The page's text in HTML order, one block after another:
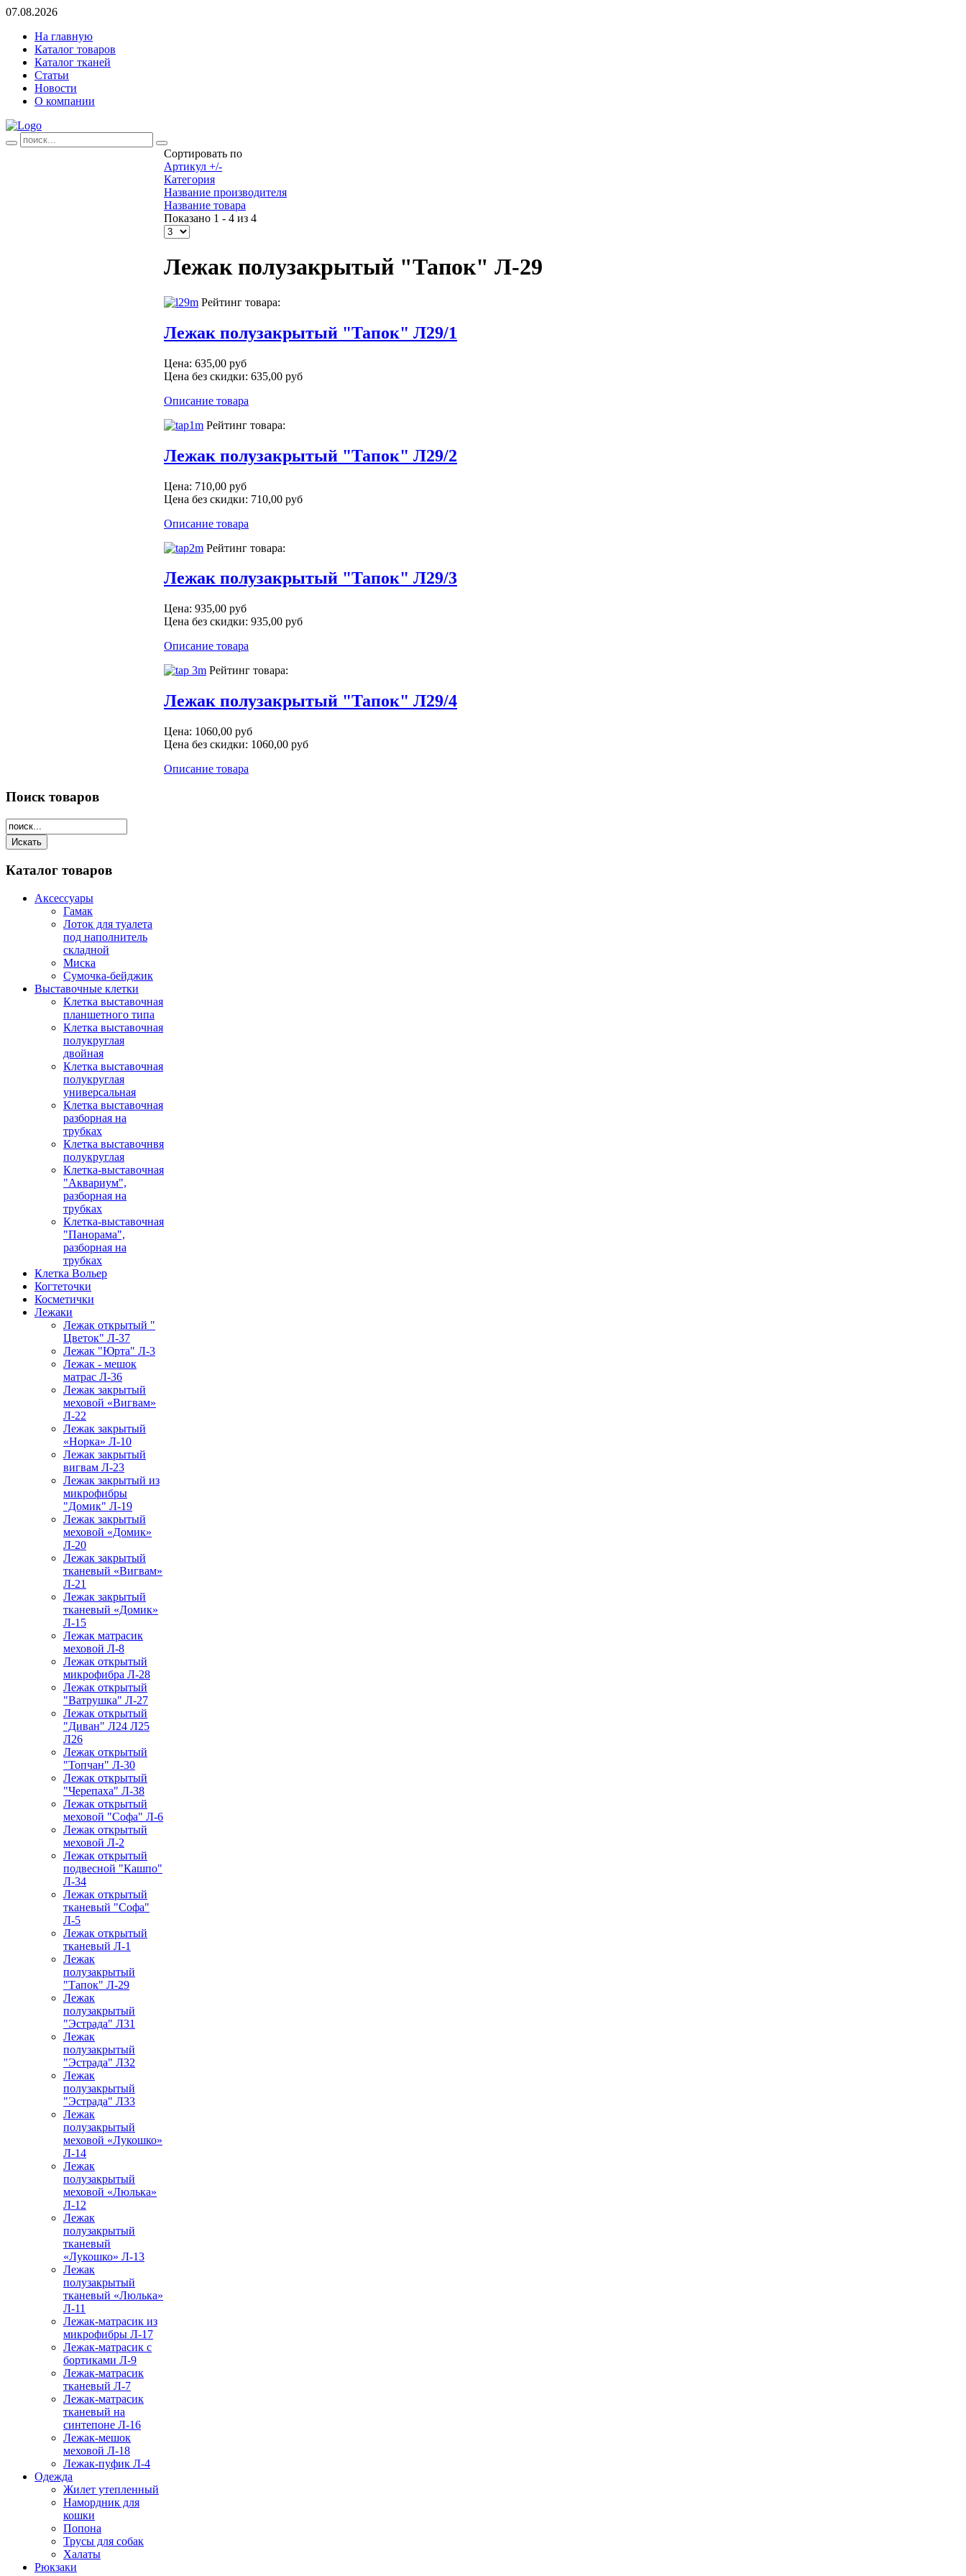
07.08.2026
На главную
Каталог товаров
Каталог тканей
Статьи
Новости
О компании
Сортировать по
Артикул +/-
Категория
Название производителя
Название товара
Показано 1 - 4 из 4
Лежак полузакрытый "Тапок" Л-29
Рейтинг товара:
Лежак полузакрытый "Тапок" Л29/1
Цена: 635,00 руб
Цена без скидки: 635,00 руб
Описание товара
Рейтинг товара:
Лежак полузакрытый "Тапок" Л29/2
Цена: 710,00 руб
Цена без скидки: 710,00 руб
Описание товара
Рейтинг товара:
Лежак полузакрытый "Тапок" Л29/3
Цена: 935,00 руб
Цена без скидки: 935,00 руб
Описание товара
Рейтинг товара:
Лежак полузакрытый "Тапок" Л29/4
Цена: 1060,00 руб
Цена без скидки: 1060,00 руб
Описание товара
Поиск товаров
Каталог товаров
Аксессуары
Гамак
Лоток для туалета
под наполнитель
складной
Миска
Сумочка-бейджик
Выставочные клетки
Клетка выставочная
планшетного типа
Клетка выставочная
полукруглая
двойная
Клетка выставочная
полукруглая
универсальная
Клетка выставочная
разборная на
трубках
Клетка выставочнвя
полукруглая
Клетка-выставочная
"Аквариум",
разборная на
трубках
Клетка-выставочная
"Панорама",
разборная на
трубках
Клетка Вольер
Когтеточки
Косметички
Лежаки
Лежак открытый "
Цветок" Л-37
Лежак "Юрта" Л-3
Лежак - мешок
матрас Л-36
Лежак закрытый
меховой «Вигвам»
Л-22
Лежак закрытый
«Норка» Л-10
Лежак закрытый
вигвам Л-23
Лежак закрытый из
микрофибры
"Домик" Л-19
Лежак закрытый
меховой «Домик»
Л-20
Лежак закрытый
тканевый «Вигвам»
Л-21
Лежак закрытый
тканевый «Домик»
Л-15
Лежак матрасик
меховой Л-8
Лежак открытый
микрофибра Л-28
Лежак открытый
"Ватрушка" Л-27
Лежак открытый
"Диван" Л24 Л25
Л26
Лежак открытый
"Топчан" Л-30
Лежак открытый
"Черепаха" Л-38
Лежак открытый
меховой "Софа" Л-6
Лежак открытый
меховой Л-2
Лежак открытый
подвесной "Кашпо"
Л-34
Лежак открытый
тканевый "Софа"
Л-5
Лежак открытый
тканевый Л-1
Лежак
полузакрытый
"Тапок" Л-29
Лежак
полузакрытый
"Эстрада" Л31
Лежак
полузакрытый
"Эстрада" Л32
Лежак
полузакрытый
"Эстрада" Л33
Лежак
полузакрытый
меховой «Лукошко»
Л-14
Лежак
полузакрытый
меховой «Люлька»
Л-12
Лежак
полузакрытый
тканевый
«Лукошко» Л-13
Лежак
полузакрытый
тканевый «Люлька»
Л-11
Лежак-матрасик из
микрофибры Л-17
Лежак-матрасик с
бортиками Л-9
Лежак-матрасик
тканевый Л-7
Лежак-матрасик
тканевый на
синтепоне Л-16
Лежак-мешок
меховой Л-18
Лежак-пуфик Л-4
Одежда
Жилет утепленный
Намордник для
кошки
Попона
Трусы для собак
Халаты
Рюкзаки